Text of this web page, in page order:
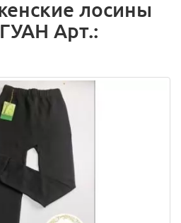
лосины
Арт.: